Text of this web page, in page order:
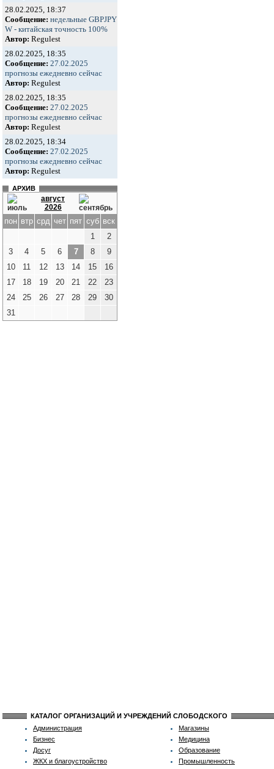
28.02.2025, 18:37
Сообщение: недельные GBPJPY
W - китайская точность 100%
Автор: Regulest
28.02.2025, 18:35
Сообщение: 27.02.2025
прогнозы ежедневно сейчас
Автор: Regulest
28.02.2025, 18:35
Сообщение: 27.02.2025
прогнозы ежедневно сейчас
Автор: Regulest
28.02.2025, 18:34
Сообщение: 27.02.2025
прогнозы ежедневно сейчас
Автор: Regulest
АРХИВ
август
2026
пон втр срд чет пят суб вск
1
2
3
4 5 6 7 8
9
10
11 12 13 14 15
16
17
18 19 20 21 22
23
24
25 26 27 28 29
30
31
КАТАЛОГ ОРГАНИЗАЦИЙ И УЧРЕЖДЕНИЙ СЛОБОДСКОГО
Администрация
Бизнес
Досуг
ЖКХ и благоустройство
Магазины
Медицина
Образование
Промышленность